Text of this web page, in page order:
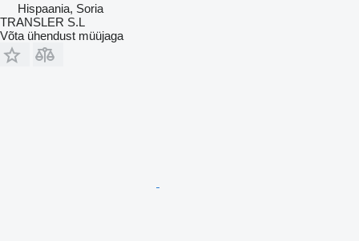
Hispaania, Soria
TRANSLER S.L
Võta ühendust müüjaga